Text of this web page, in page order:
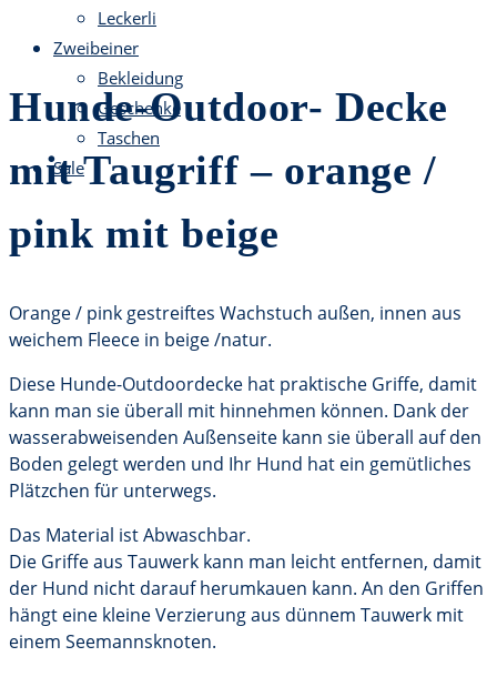
Leckerli
Zweibeiner
Bekleidung
Geschenke
Taschen
Sale
Hunde-Outdoor- Decke
mit Taugriff – orange /
pink mit beige
Orange / pink gestreiftes Wachstuch außen, innen aus
weichem Fleece in beige /natur.
Diese Hunde-Outdoordecke hat praktische Griffe, damit
kann man sie überall mit hinnehmen können. Dank der
wasserabweisenden Außenseite kann sie überall auf den
Boden gelegt werden und Ihr Hund hat ein gemütliches
Plätzchen für unterwegs.
Das Material ist Abwaschbar.
Die Griffe aus Tauwerk kann man leicht entfernen, damit
der Hund nicht darauf herumkauen kann. An den Griffen
hängt eine kleine Verzierung aus dünnem Tauwerk mit
einem Seemannsknoten.